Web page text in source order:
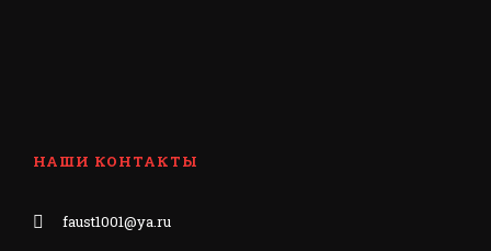
НАШИ КОНТАКТЫ
faust1001@ya.ru